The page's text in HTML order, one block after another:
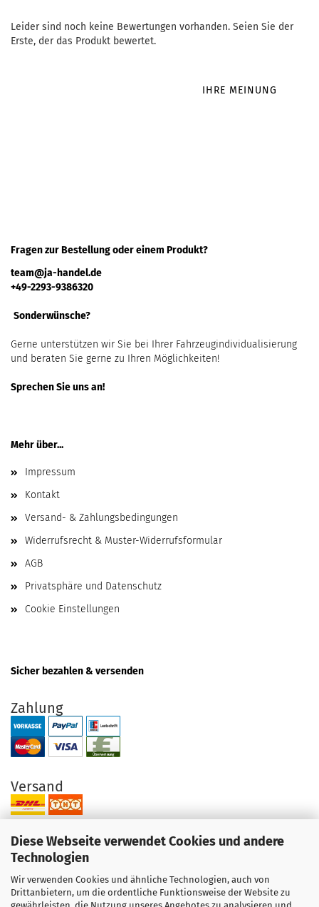
Diese Webseite verwendet Cookies und andere
Technologien
Wir verwenden Cookies und ähnliche Technologien, auch von
Drittanbietern, um die ordentliche Funktionsweise der Website zu
gewährleisten, die Nutzung unseres Angebotes zu analysieren und
Leider sind noch keine Bewertungen vorhanden. Seien Sie der
Erste, der das Produkt bewertet.
IHRE MEINUNG
Fragen zur Bestellung oder einem Produkt?
team@ja-handel.de
+49-2293-9386320
Sonderwünsche?
Gerne unterstützen wir Sie bei Ihrer Fahrzeugindividualisierung
und beraten Sie gerne zu Ihren Möglichkeiten!
Sprechen Sie uns an!
Mehr über...
Impressum
Kontakt
Versand- & Zahlungsbedingungen
Widerrufsrecht & Muster-Widerrufsformular
AGB
Privatsphäre und Datenschutz
Cookie Einstellungen
Sicher bezahlen & versenden
Zahlung
Versand
Ihre Vorteile bei uns